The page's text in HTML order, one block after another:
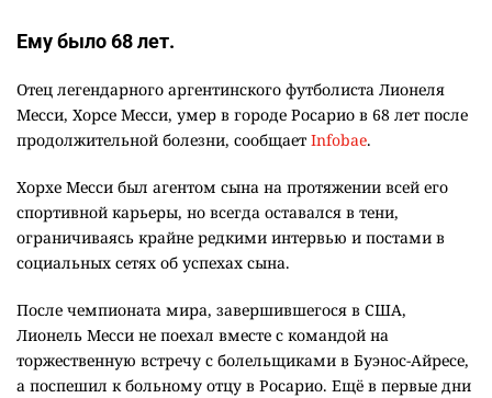
Ему было 68 лет.
Отец легендарного аргентинского футболиста Лионеля
Месси, Хорсе Месси, умер в городе Росарио в 68 лет после
продолжительной болезни, сообщает Infobae.
Хорхе Месси был агентом сына на протяжении всей его
спортивной карьеры, но всегда оставался в тени,
ограничиваясь крайне редкими интервью и постами в
социальных сетях об успехах сына.
После чемпионата мира, завершившегося в США,
Лионель Месси не поехал вместе с командой на
торжественную встречу с болельщиками в Буэнос-Айресе,
а поспешил к больному отцу в Росарио. Ещё в первые дни